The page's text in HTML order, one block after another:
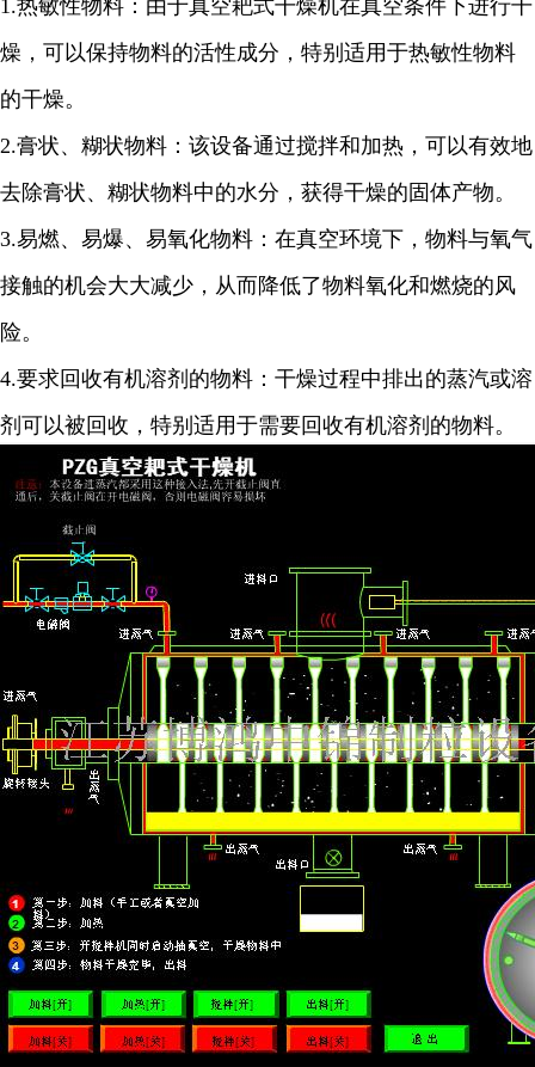
1.热敏性物料：由于真空耙式干燥机在真空条件下进行干
燥，可以保持物料的活性成分，特别适用于热敏性物料
的干燥。
2.膏状、糊状物料：该设备通过搅拌和加热，可以有效地
去除膏状、糊状物料中的水分，获得干燥的固体产物。
3.易燃、易爆、易氧化物料：在真空环境下，物料与氧气
接触的机会大大减少，从而降低了物料氧化和燃烧的风
险。
4.要求回收有机溶剂的物料：干燥过程中排出的蒸汽或溶
剂可以被回收，特别适用于需要回收有机溶剂的物料。